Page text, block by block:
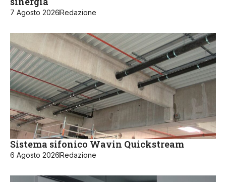
7 Agosto 2026Redazione
Sistema sifonico Wavin Quickstream
6 Agosto 2026Redazione